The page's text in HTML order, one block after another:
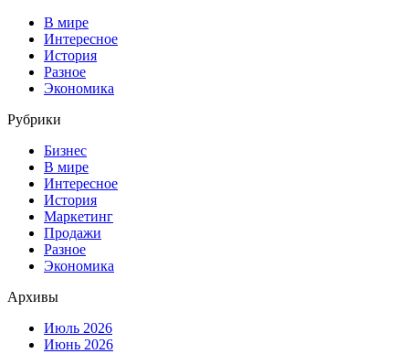
В мире
Интересное
История
Разное
Экономика
Рубрики
Бизнес
В мире
Интересное
История
Маркетинг
Продажи
Разное
Экономика
Архивы
Июль 2026
Июнь 2026